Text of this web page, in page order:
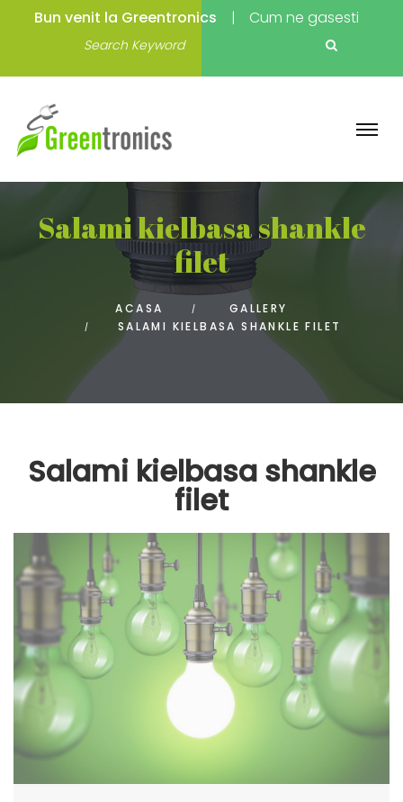
Bun venit la Greentronics Cum ne gasesti
Salami kielbasa shankle
filet
ACASA
GALLERY
SALAMI KIELBASA SHANKLE FILET
Salami kielbasa shankle
filet